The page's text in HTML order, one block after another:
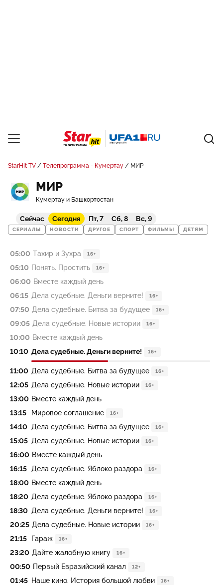
StarHit TV Телепрограмма - Кумертау МИР
МИР
Кумертау и Башкортостан
Сейчас Сегодня Пт, 7 Сб, 8 Вс, 9
СЕРИАЛЫ НОВОСТИ ДРУГОЕ СПОРТ ФИЛЬМЫ ДЕТЯМ
05:00 Тахир и Зухра 16+
05:10 Понять. Простить 16+
06:00 Вместе каждый день
06:15 Дела судебные. Деньги верните! 16+
07:50 Дела судебные. Битва за будущее 16+
09:05 Дела судебные. Новые истории 16+
10:00 Вместе каждый день
10:10 Дела судебные. Деньги верните! 16+
11:00 Дела судебные. Битва за будущее 16+
12:05 Дела судебные. Новые истории 16+
13:00 Вместе каждый день
13:15
Мировое соглашение 16+
14:10 Дела судебные. Битва за будущее 16+
15:05 Дела судебные. Новые истории 16+
16:00 Вместе каждый день
16:15
Дела судебные. Яблоко раздора 16+
18:00 Вместе каждый день
18:20 Дела судебные. Яблоко раздора 16+
18:30 Дела судебные. Деньги верните! 16+
20:25 Дела судебные. Новые истории 16+
21:15 Гараж 16+
23:20 Дайте жалобную книгу 16+
00:50 Первый Евразийский канал 12+
01:45 Наше кино. История большой любви 16+